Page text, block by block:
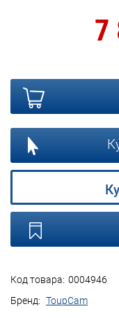
Код товара: 0004946
Бренд: ToupCam
7